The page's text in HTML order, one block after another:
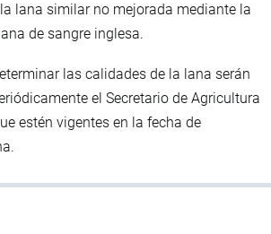
lana similar no mejorada mediante la
de sangre inglesa.
las calidades de la lana serán
el Secretario de Agricultura
estén vigentes en la fecha de